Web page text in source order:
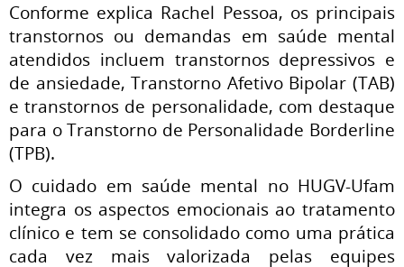
Conforme explica Rachel Pessoa, os principais
transtornos ou demandas em saúde mental
atendidos incluem transtornos depressivos e
de ansiedade, Transtorno Afetivo Bipolar (TAB)
e transtornos de personalidade, com destaque
para o Transtorno de Personalidade Borderline
(TPB).
O cuidado em saúde mental no HUGV-Ufam
integra os aspectos emocionais ao tratamento
clínico e tem se consolidado como uma prática
cada vez mais valorizada pelas equipes